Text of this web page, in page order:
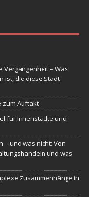
Vergangenheit – Was
ist, die diese Stadt
zum Auftakt
für Innenstädte und
und was nicht: Von
und was
Zusammenhänge in